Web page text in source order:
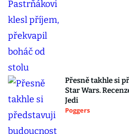
Přesně takhle si
Star Wars.
Jedi
Poggers